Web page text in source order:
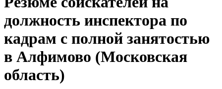
должность инспектора по
кадрам с полной занятостью
в Алфимово (Московская
область)